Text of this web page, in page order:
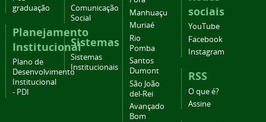
graduação
Planejamento
Institucional
Plano de
Desenvolvimento
Institucional
- PDI
Comunicação
Social
Sistemas
Sistemas
Institucionais
Manhuaçu
Muriaé
Rio
Pomba
Santos
Dumont
São João
del-Rei
Avançado
Bom
sociais
YouTube
Facebook
Instagram
RSS
O que é?
Assine